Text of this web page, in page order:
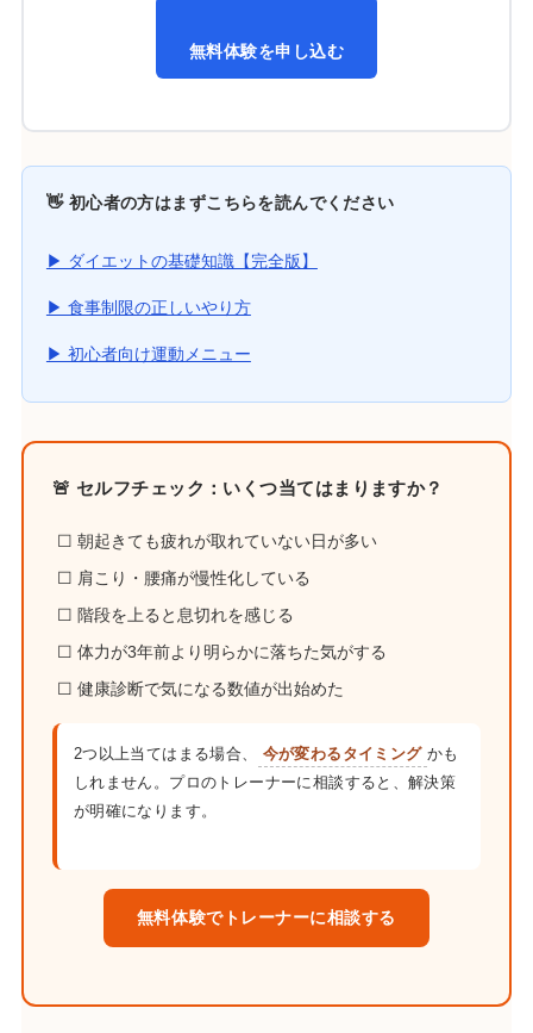
無料体験を申し込む
👋 初心者の方はまずこちらを読んでください
▶ ダイエットの基礎知識【完全版】
▶ 食事制限の正しいやり方
▶ 初心者向け運動メニュー
🚨 セルフチェック：いくつ当てはまりますか？
☐ 朝起きても疲れが取れていない日が多い
☐ 肩こり・腰痛が慢性化している
☐ 階段を上ると息切れを感じる
☐ 体力が3年前より明らかに落ちた気がする
☐ 健康診断で気になる数値が出始めた
2つ以上当てはまる場合、 今が変わるタイミング かも
しれません。プロのトレーナーに相談すると、解決策
が明確になります。
無料体験でトレーナーに相談する